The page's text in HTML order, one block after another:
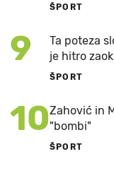
ŠPORT
9
Ta poteza
je hitro
ŠPORT
10Zahović in
"bombi"
ŠPORT